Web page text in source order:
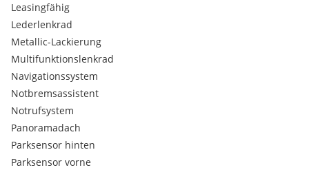
Leasingfähig
Lederlenkrad
Metallic-Lackierung
Multifunktionslenkrad
Navigationssystem
Notbremsassistent
Notrufsystem
Panoramadach
Parksensor hinten
Parksensor vorne